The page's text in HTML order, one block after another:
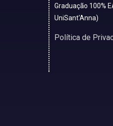
Graduação 100%
UniSant'Anna)
Política de